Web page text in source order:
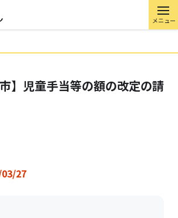
メニュー
市】児童手当等の額の改定の請
27